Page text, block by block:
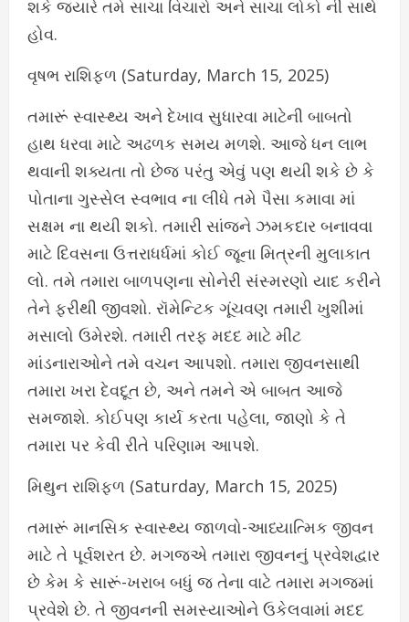
શકે જ્યારે તમે સાચા વિચારો અને સાચા લોકો ની સાથે
હોવ.
વૃષભ રાશિફળ (Saturday, March 15, 2025)
તમારૂં સ્વાસ્થ્ય અને દેખાવ સુધારવા માટેની બાબતો
હાથ ધરવા માટે અઢળક સમય મળશે. આજે ધન લાભ
થવાની શક્યતા તો છેજ પરંતુ એવું પણ થયી શકે છે કે
પોતાના ગુસ્સેલ સ્વભાવ ના લીધે તમે પૈસા કમાવા માં
સક્ષમ ના થયી શકો. તમારી સાંજને ઝમકદાર બનાવવા
માટે દિવસના ઉત્તરાધર્ધમાં કોઈ જૂના મિત્રની મુલાકાત
લો. તમે તમારા બાળપણના સોનેરી સંસ્મરણો યાદ કરીને
તેને ફરીથી જીવશો. રૉમેન્ટિક ગૂંચવણ તમારી ખુશીમાં
મસાલો ઉમેરશે. તમારી તરફ મદદ માટે મીટ
માંડનારાઓને તમે વચન આપશો. તમારા જીવનસાથી
તમારા ખરા દેવદૂત છે, અને તમને એ બાબત આજે
સમજાશે. કોઈપણ કાર્ય કરતા પહેલા, જાણો કે તે
તમારા પર કેવી રીતે પરિણામ આપશે.
મિથુન રાશિફળ (Saturday, March 15, 2025)
તમારૂં માનસિક સ્વાસ્થ્ય જાળવો-આધ્યાત્મિક જીવન
માટે તે પૂર્વશરત છે. મગજએ તમારા જીવનનું પ્રવેશદ્વાર
છે કેમ કે સારૂં-ખરાબ બધું જ તેના વાટે તમારા મગજમાં
પ્રવેશે છે. તે જીવનની સમસ્યાઓને ઉકેલવામાં મદદ